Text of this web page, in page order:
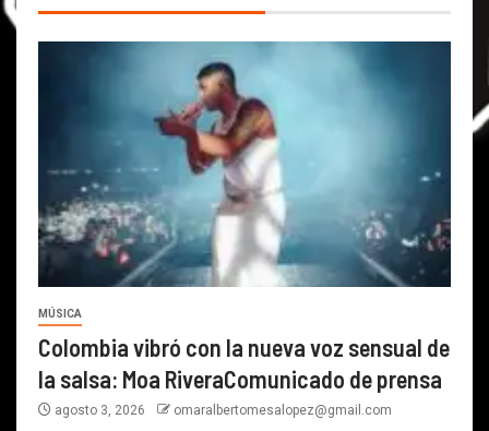
MÚSICA
Colombia vibró con la nueva voz sensual de
la salsa: Moa RiveraComunicado de prensa
agosto 3, 2026 omaralbertomesalopez@gmail.com